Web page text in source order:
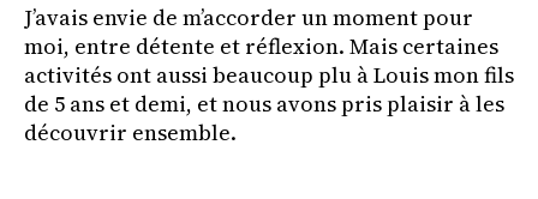
J’avais envie de m’accorder un moment pour
moi, entre détente et réflexion. Mais certaines
activités ont aussi beaucoup plu à Louis mon fils
de 5 ans et demi, et nous avons pris plaisir à les
découvrir ensemble.